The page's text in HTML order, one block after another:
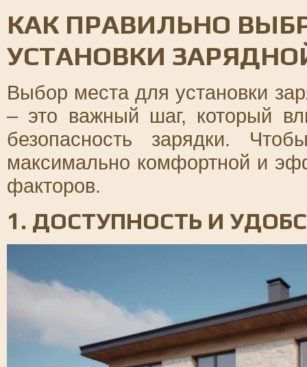
КАК ПРАВИЛЬНО
УСТАНОВКИ
Выбор места для установки
– это важный шаг, который
безопасность зарядки.
максимально комфортной и
факторов.
1. ДОСТУПНОСТЬ И